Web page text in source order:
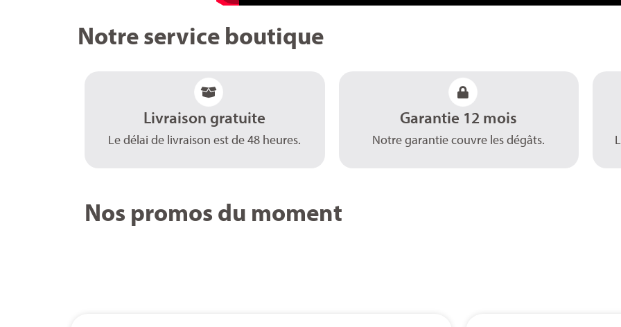
Notre service boutique
Livraison gratuite
Le délai de livraison est de 48 heures.
Garantie 12 mois
Notre garantie couvre les dégâts.
Nos promos du moment